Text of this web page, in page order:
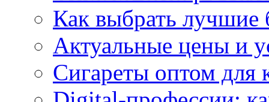
Как выбрать
Актуальные цены и
Сигареты оптом для